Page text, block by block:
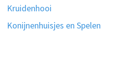
Kruidenhooi
Konijnenhuisjes en Spelen